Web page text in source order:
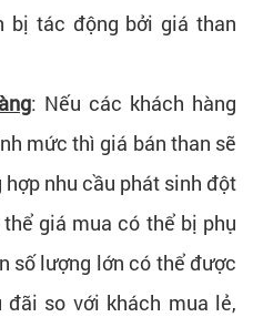
bị tác động bởi giá than
: Nếu các khách hàng
mức thì giá bán than sẽ
nhu cầu phát sinh đột
giá mua có thể bị phụ
số lượng lớn có thể được
so với khách mua lẻ,